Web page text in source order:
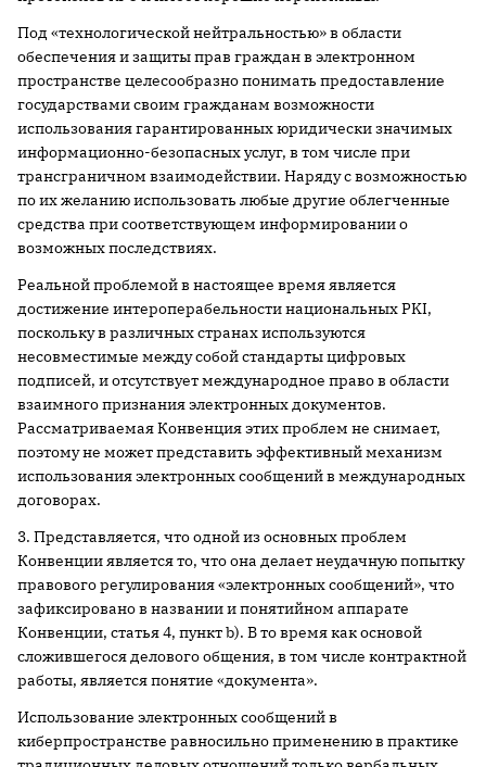
Под «технологической нейтральностью» в области
обеспечения и защиты прав граждан в электронном
пространстве целесообразно понимать предоставление
государствами своим гражданам возможности
использования гарантированных юридически значимых
информационно-безопасных услуг, в том числе при
трансграничном взаимодействии. Наряду с возможностью
по их желанию использовать любые другие облегченные
средства при соответствующем информировании о
возможных последствиях.
Реальной проблемой в настоящее время является
достижение интероперабельности национальных PKI,
поскольку в различных странах используются
несовместимые между собой стандарты цифровых
подписей, и отсутствует международное право в области
взаимного признания электронных документов.
Рассматриваемая Конвенция этих проблем не снимает,
поэтому не может представить эффективный механизм
использования электронных сообщений в международных
договорах.
3. Представляется, что одной из основных проблем
Конвенции является то, что она делает неудачную попытку
правового регулирования «электронных сообщений», что
зафиксировано в названии и понятийном аппарате
Конвенции, статья 4, пункт b). В то время как основой
сложившегося делового общения, в том числе контрактной
работы, является понятие «документа».
Использование электронных сообщений в
киберпространстве равносильно применению в практике